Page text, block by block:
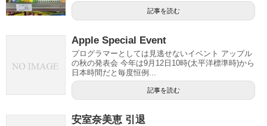
記事を読む
Apple Special Event
プログラマーとしては見逃せないイベント アップル
の秋の発表会 今年は9月12日10時(太平洋標準時)から
日本時間だと毎度恒例...
記事を読む
安室奈美恵 引退